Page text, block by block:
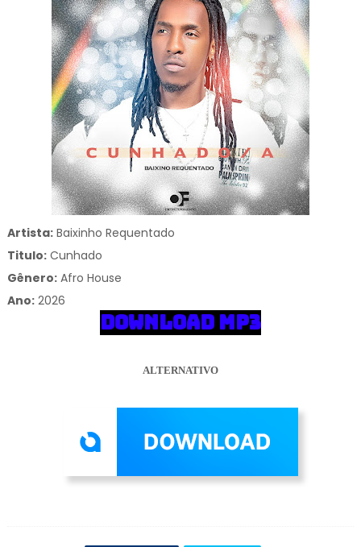
Artista:Baixinho Requentado
Titulo:Cunhado
Gênero: Afro House
Ano:2026
DOWNLOAD MP3
ALTERNATIVO